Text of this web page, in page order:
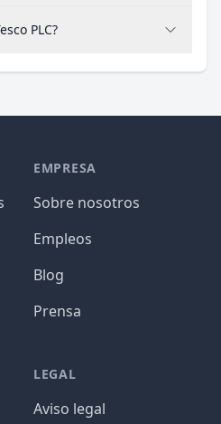
PLC?
EMPRESA
Sobre nosotros
Empleos
Blog
Prensa
LEGAL
Aviso legal